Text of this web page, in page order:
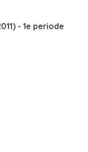
- 1e periode